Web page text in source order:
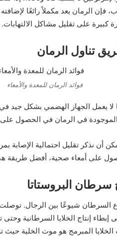
فإن الرمان يعد مكملاً رائعًا
كبيرة على تقليل مشاكل الالتهابات.
فوائد الرمان للمعدة والأمعاء
يعمل الجهاز الهضمي بشكل جيد
الموجودة في الرمان في الحصول
أن نذكر تقليل احتمالية
على أمعاء صحية، أفضل طريقة
السرطان شيوعًا بين الرجال. توصلت
إنتاج الخلايا السرطانية
الخلايا المبرمج هو موت الخلية